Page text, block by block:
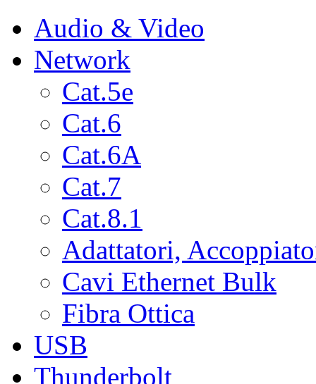
Audio & Video
Network
Cat.5e
Cat.6
Cat.6A
Cat.7
Cat.8.1
Adattatori,
Cavi Ethernet Bulk
Fibra Ottica
USB
Thunderbolt